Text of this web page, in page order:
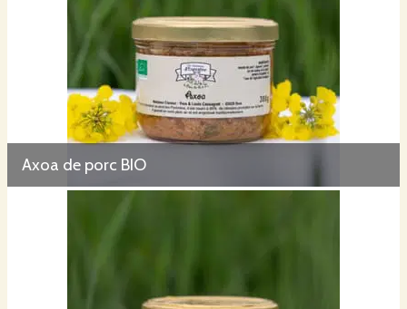
Axoa de porc BIO